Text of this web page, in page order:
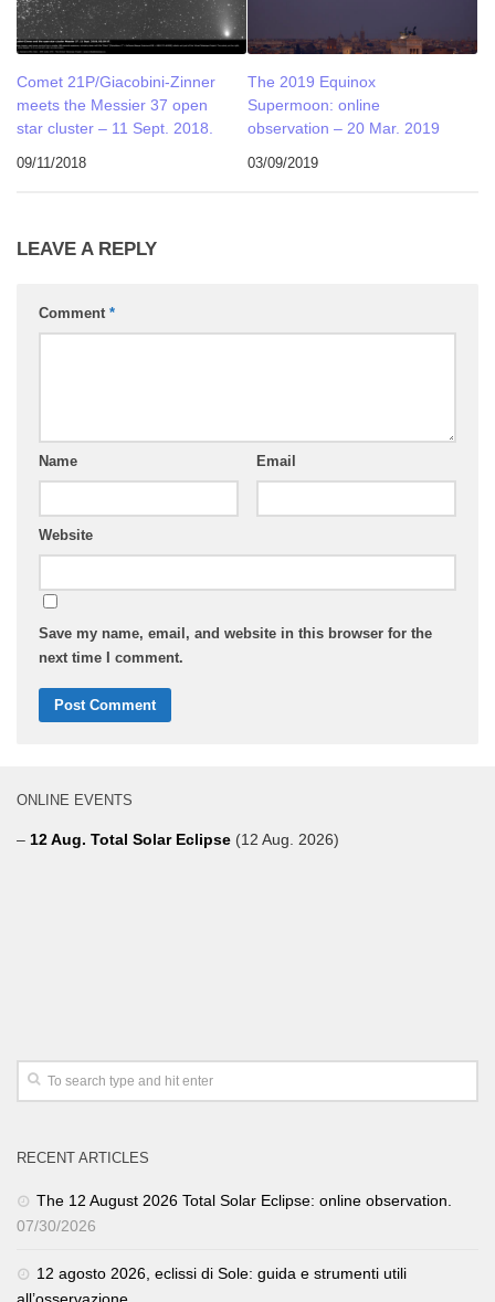
Comet 21P/Giacobini-Zinner
meets the Messier 37 open
star cluster – 11 Sept. 2018.
09/11/2018
The 2019 Equinox
Supermoon: online
observation – 20 Mar. 2019
03/09/2019
LEAVE A REPLY
Comment *
Name Email
Website
Save my name, email, and website in this browser for the
next time I comment.
ONLINE EVENTS
– 12 Aug. Total Solar Eclipse (12 Aug. 2026)
RECENT ARTICLES
The 12 August 2026 Total Solar Eclipse: online observation.
07/30/2026
12 agosto 2026, eclissi di Sole: guida e strumenti utili
all’osservazione